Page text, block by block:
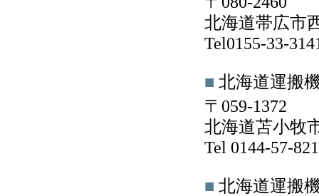
北海道帯広市
Tel0155-33-
■ 北海道運搬
〒059-1372
北海道苫小牧
Tel 0144-57-
■ 北海道運搬